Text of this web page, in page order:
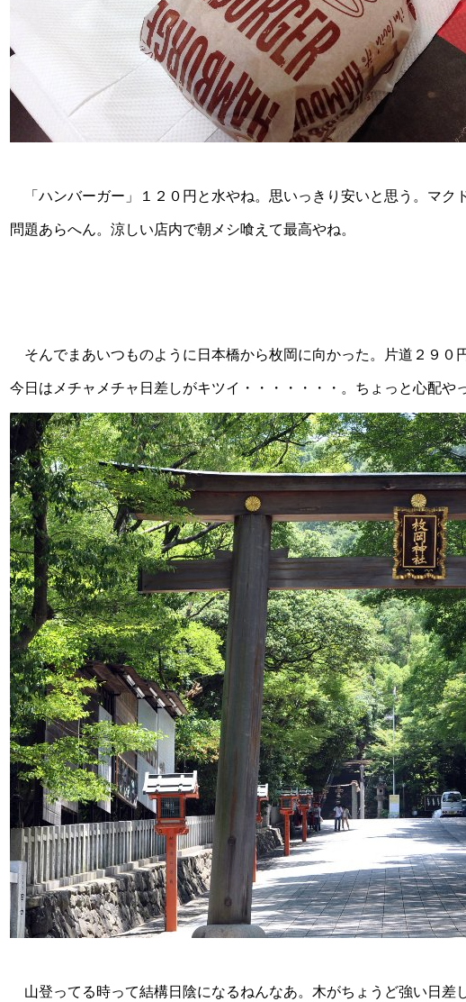
「ハンバーガー」１２０円と水やね。思いっきり安いと思う。マク
問題あらへん。涼しい店内で朝メシ喰えて最高やね。
そんでまあいつものように日本橋から枚岡に向かった。片道２９０
今日はメチャメチャ日差しがキツイ・・・・・・・。ちょっと心配や
山登ってる時って結構日陰になるねんなあ。木がちょうど強い日差